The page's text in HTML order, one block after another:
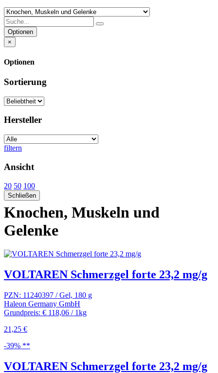
Optionen
×
Optionen
Sortierung
Hersteller
filtern
Ansicht
20 50 100
Schließen
Knochen, Muskeln und
Gelenke
VOLTAREN Schmerzgel forte 23,2 mg/g
PZN: 11240397 / Gel, 180 g
Haleon Germany GmbH
Grundpreis: € 118,06 / 1kg
21,25 €
-39% **
VOLTAREN Schmerzgel forte 23,2 mg/g